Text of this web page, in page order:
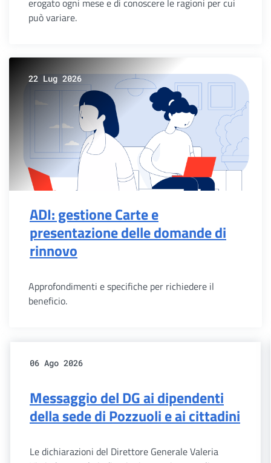
erogato ogni mese e di conoscere le ragioni per cui
può variare.
22 Lug 2026
ADI: gestione Carte e
presentazione delle domande di
rinnovo
Approfondimenti e specifiche per richiedere il
beneficio.
06 Ago 2026
Messaggio del DG ai dipendenti
della sede di Pozzuoli e ai cittadini
Le dichiarazioni del Direttore Generale Valeria